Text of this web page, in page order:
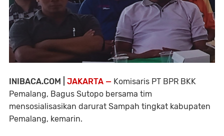
INIBACA.COM | JAKARTA — Komisaris PT BPR BKK
Pemalang, Bagus Sutopo bersama tim
mensosialisasikan darurat Sampah tingkat kabupaten
Pemalang, kemarin.